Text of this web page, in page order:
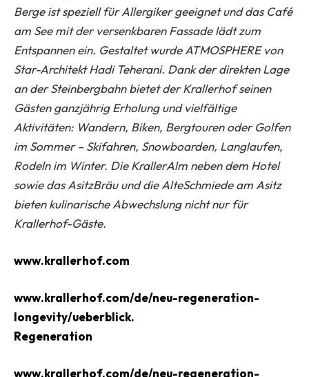
Berge ist speziell für Allergiker geeignet und das Café
am See mit der versenkbaren Fassade lädt zum
Entspannen ein. Gestaltet wurde ATMOSPHERE von
Star-Architekt Hadi Teherani. Dank der direkten Lage
an der Steinbergbahn bietet der Krallerhof seinen
Gästen ganzjährig Erholung und vielfältige
Aktivitäten: Wandern, Biken, Bergtouren oder Golfen
im Sommer – Skifahren, Snowboarden, Langlaufen,
Rodeln im Winter. Die KrallerAlm neben dem Hotel
sowie das AsitzBräu und die AlteSchmiede am Asitz
bieten kulinarische Abwechslung nicht nur für
Krallerhof-Gäste.
www.krallerhof.com
www.krallerhof.com/de/neu-regeneration-
longevity/ueberblick.
Regeneration
www.krallerhof.com/de/neu-regeneration-